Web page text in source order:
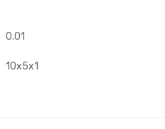
0.01
10x5x1